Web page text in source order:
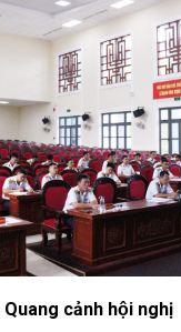
Quang cảnh hội nghị